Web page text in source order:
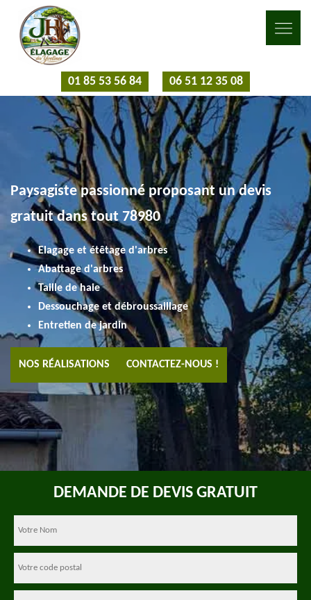
01 85 53 56 84 06 51 12 35 08
Paysagiste passionné proposant un devis
gratuit dans tout 78980
Elagage et étêtage d'arbres
Abattage d'arbres
Taille de haie
Dessouchage et débroussaillage
Entretien de jardin
NOS RÉALISATIONS CONTACTEZ-NOUS !
DEMANDE DE DEVIS GRATUIT